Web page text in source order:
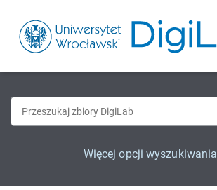
Więcej opcji wyszukiwania